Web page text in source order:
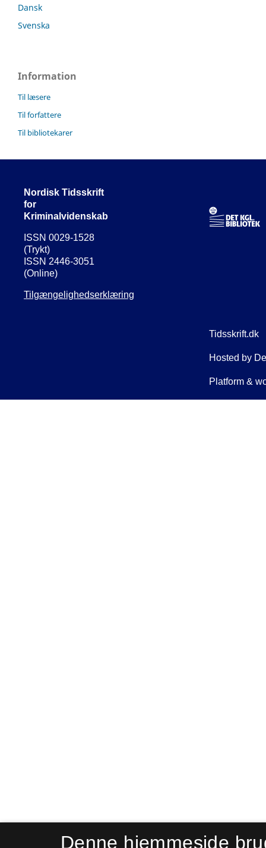
Dansk
Svenska
Information
Til læsere
Til forfattere
Til bibliotekarer
Nordisk Tidsskrift
for
Kriminalvidenskab
ISSN 0029-1528
(Trykt)
ISSN 2446-3051
(Online)
Tilgængelighedserklæring
Denne hjemmeside